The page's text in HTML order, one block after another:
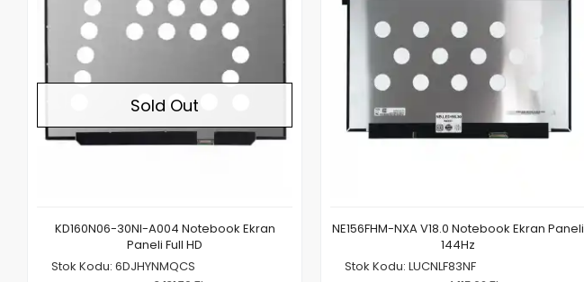
Sold Out
KD160N06-30NI-A004 Notebook Ekran
Paneli Full HD
Stok Kodu: 6DJHYNMQCS
NE156FHM-NXA V18.0 Notebook Ekran Paneli
144Hz
Stok Kodu: LUCNLF83NF